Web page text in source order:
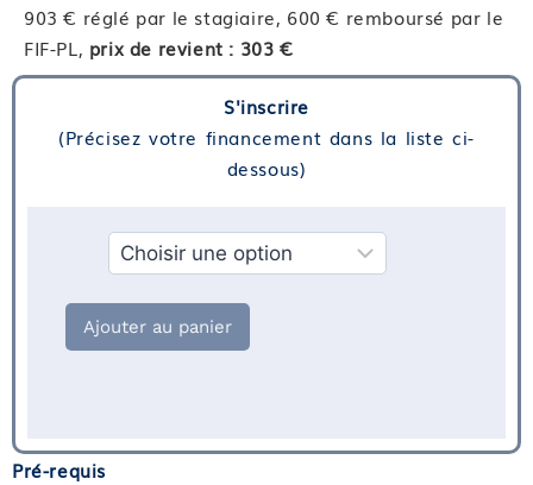
903 € réglé par le stagiaire, 600 € remboursé par le
FIF-PL, prix de revient : 303 €
S'inscrire
(Précisez votre financement dans la liste ci-
dessous)
Ajouter au panier
Pré-requis